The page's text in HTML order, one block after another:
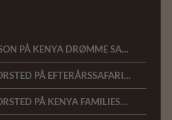
FRA REJSELEDER ANNE MASON PÅ KENYA DRØMME SAFARI 15.1.2023
FRA REJSELEDER JESPER HORSTED PÅ EFTERÅRSSAFARI I KENYA, 18.10.2022
FRA REJSELEDER JESPER HORSTED PÅ KENYA FAMILIESAFARI, 13.10.2022